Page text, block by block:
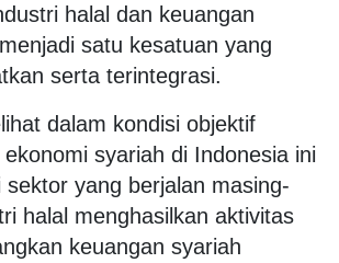
halal dan keuangan
satu kesatuan yang
serta terintegrasi.
dalam kondisi objektif
syariah di Indonesia ini
sektor yang berjalan masing-
halal menghasilkan aktivitas
keuangan syariah